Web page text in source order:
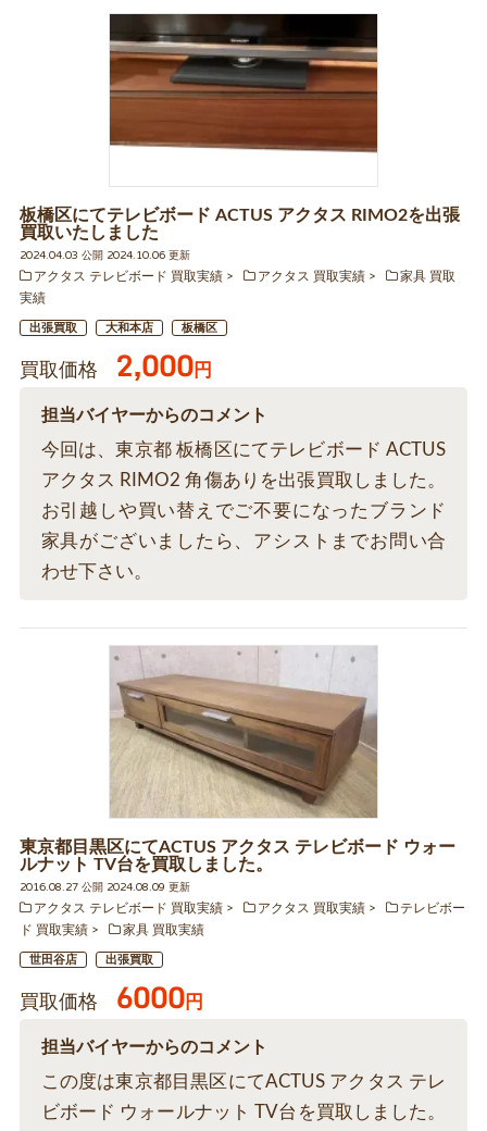
板橋区にてテレビボード ACTUS アクタス RIMO2を出張
買取いたしました
2024.04.03 公開 2024.10.06 更新
アクタス テレビボード 買取実績
アクタス 買取実績
家具 買取
実績
出張買取 大和本店 板橋区
買取価格 2,000円
担当バイヤーからのコメント
今回は、東京都 板橋区にてテレビボード ACTUS
アクタス RIMO2 角傷ありを出張買取しました。
お引越しや買い替えでご不要になったブランド
家具がございましたら、アシストまでお問い合
わせ下さい。
東京都目黒区にてACTUS アクタス テレビボード ウォー
ルナット TV台を買取しました。
2016.08.27 公開 2024.08.09 更新
アクタス テレビボード 買取実績
アクタス 買取実績
テレビボー
ド 買取実績
家具 買取実績
世田谷店 出張買取
買取価格 6000円
担当バイヤーからのコメント
この度は東京都目黒区にてACTUS アクタス テレ
ビボード ウォールナット TV台を買取しました。